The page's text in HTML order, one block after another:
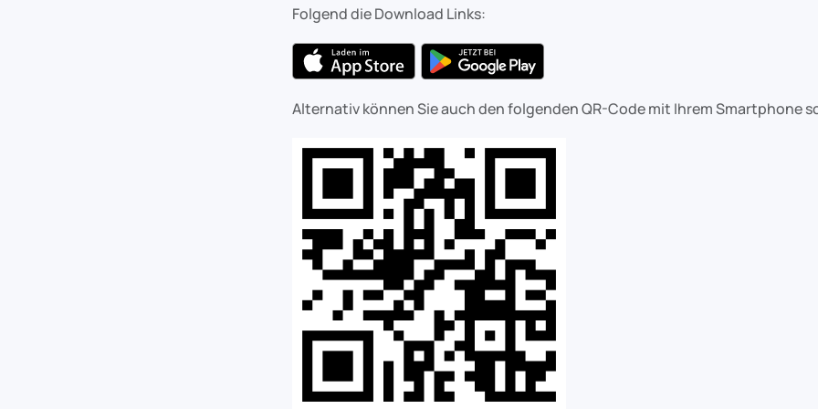
Folgend die Download Links:
Alternativ können Sie auch den folgenden QR-Code mit Ihrem Smartphone